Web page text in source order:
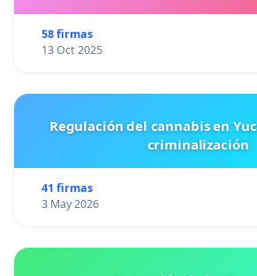
58 firmas
13 Oct 2025
Regulación del cannabis en
criminalización
41 firmas
3 May 2026